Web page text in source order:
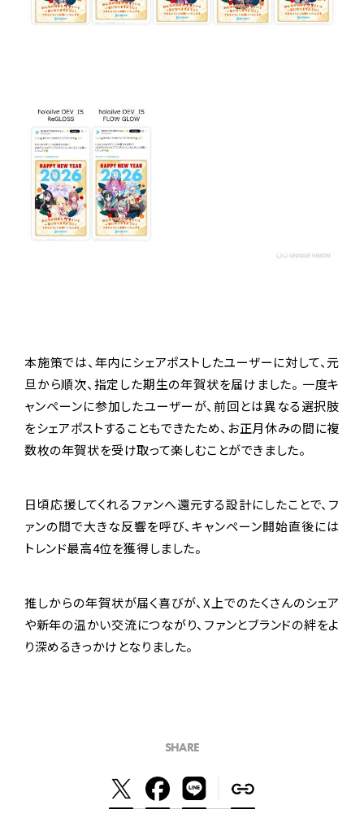
本施策では、年内にシェアポストしたユーザーに対して、元
旦から順次、指定した期生の年賀状を届けました。 一度キ
ャンペーンに参加したユーザーが、前回とは異なる選択肢
をシェアポストすることもできたため、お正月休みの間に複
数枚の年賀状を受け取って楽しむことができました。
日頃応援してくれるファンへ還元する設計にしたことで、フ
ァンの間で大きな反響を呼び、キャンペーン開始直後には
トレンド最高4位を獲得しました。
推しからの年賀状が届く喜びが、X上でのたくさんのシェア
や新年の温かい交流につながり、ファンとブランドの絆をよ
り深めるきっかけとなりました。
SHARE